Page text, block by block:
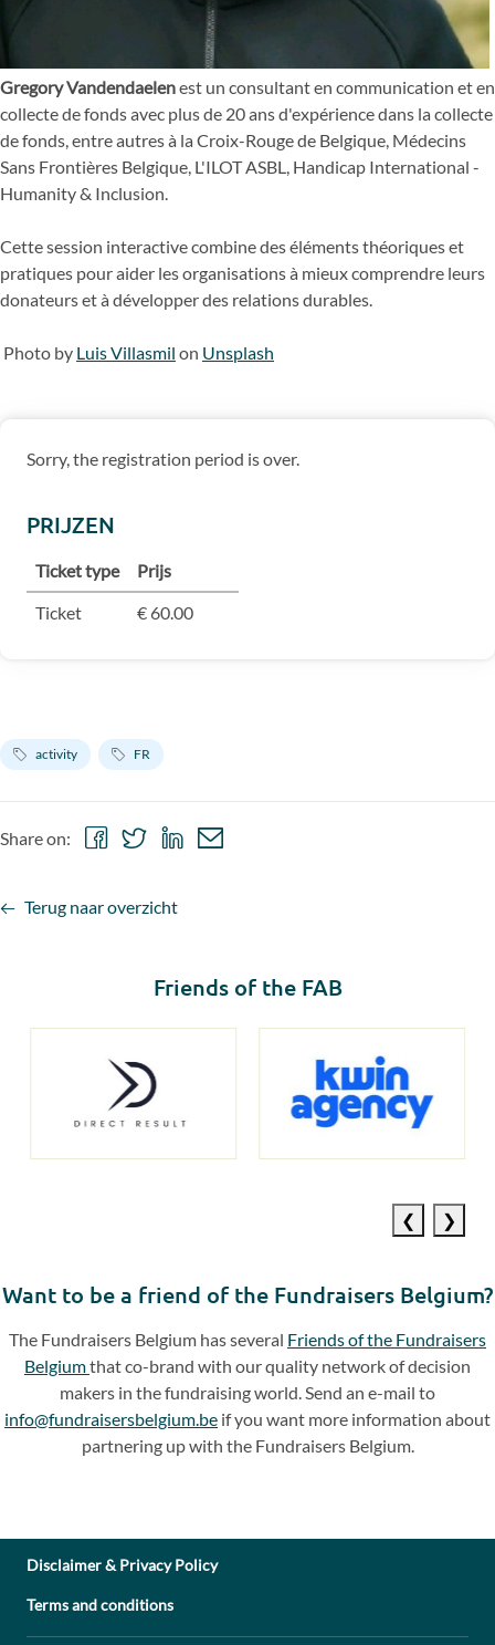
Gregory Vandendaelenest un consultant en communication et en
collecte de fonds avec plus de 20 ans d'expérience dans la collecte
de fonds, entre autres à la Croix-Rouge de Belgique, Médecins
Sans Frontières Belgique, L'ILOT ASBL, Handicap International -
Humanity & Inclusion.
Cette session interactive combine des éléments théoriques et
pratiques pour aider les organisations à mieux comprendre leurs
donateurs et à développer des relations durables.
Photo by Luis Villasmil on Unsplash
Sorry, the registration period is over.
PRIJZEN
Ticket type
Prijs
Ticket
€ 60.00
activity FR
Terug naar overzicht
Share on:
ShareShare ShareShare
Friends of the FAB
Want to be a friend of the Fundraisers Belgium?
The Fundraisers Belgium has several Friends of the Fundraisers
Belgiumthat co-brand with our quality network of decision
makers in the fundraising world. Send an e-mail to
info@fundraisersbelgium.be if you want more information about
partnering up with the Fundraisers Belgium.
Disclaimer & Privacy Policy
Terms and conditions